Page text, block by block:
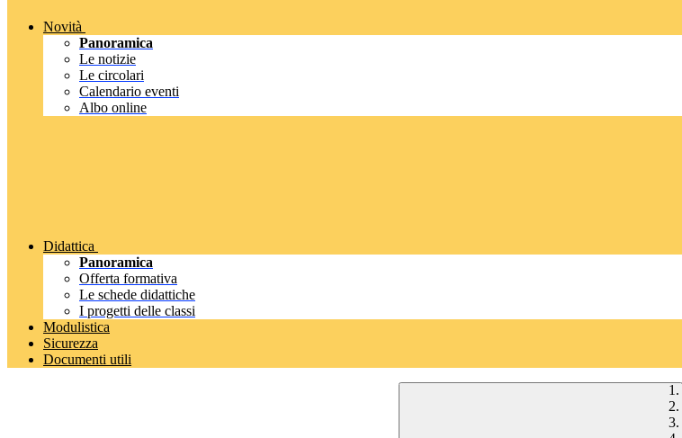
Novità
Panoramica
Le notizie
Le circolari
Calendario eventi
Albo online
Didattica
Panoramica
Offerta formativa
Le schede didattiche
I progetti delle classi
Modulistica
Sicurezza
Documenti utili